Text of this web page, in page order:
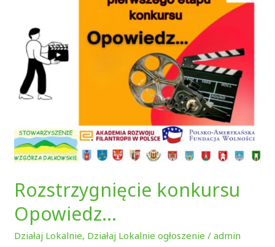
Rozstrzygnięcie konkursu
Opowiedz…
Działaj Lokalnie, Działaj Lokalnie ogłoszenie /admin